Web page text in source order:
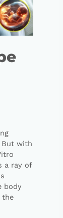
But with
a ray of
body
the